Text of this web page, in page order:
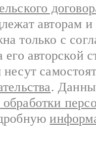
авторам
только с
авторской
.